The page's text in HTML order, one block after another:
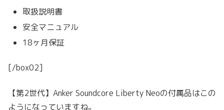
取扱説明書
安全マニュアル
18ヶ月保証
[/box02]
【第2世代】Anker Soundcore Liberty Neoの付属品はこの
ようになっていますね。